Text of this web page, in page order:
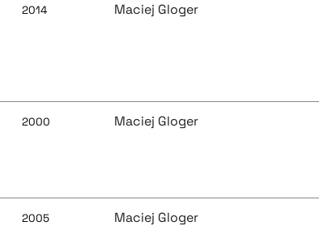
2014 Maciej Gloger
2000 Maciej Gloger
2005 Maciej Gloger